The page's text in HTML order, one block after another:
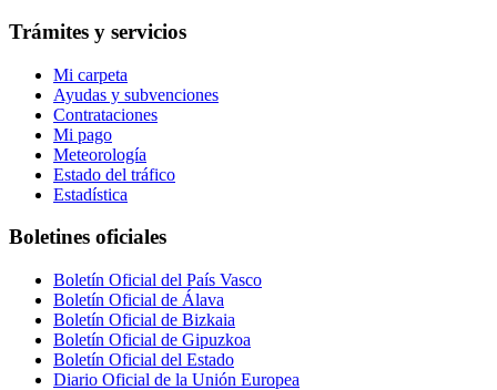
Trámites y servicios
Mi carpeta
Ayudas y subvenciones
Contrataciones
Mi pago
Meteorología
Estado del tráfico
Estadística
Boletines oficiales
Boletín Oficial del País Vasco
Boletín Oficial de Álava
Boletín Oficial de Bizkaia
Boletín Oficial de Gipuzkoa
Boletín Oficial del Estado
Diario Oficial de la Unión Europea